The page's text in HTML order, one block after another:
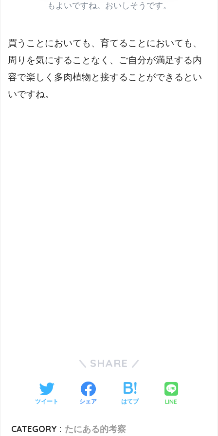
もよいですね。おいしそうです。
買うことにおいても、育てることにおいても、
周りを気にすることなく、ご自分が満足する内
容で楽しく多肉植物と接することができるとい
いですね。
SHARE
ツイート シェア はてブ LINE
CATEGORY : たにある的考察